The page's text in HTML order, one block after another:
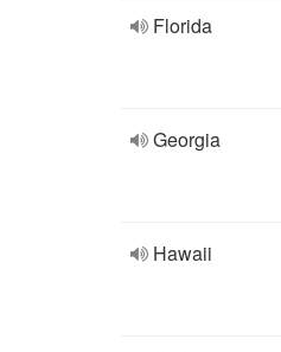
Florida
Georgia
Hawaii